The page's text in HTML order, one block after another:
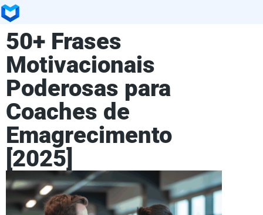
50+ Frases
Motivacionais
Poderosas para
Coaches de
Emagrecimento
[2025]